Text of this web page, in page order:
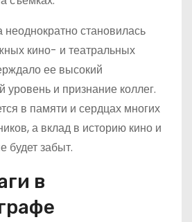
становилась
кино- и театральных
ее высокий
и признание коллег.
в памяти и сердцах многих
а вклад в историю кино и
будет забыт.
в